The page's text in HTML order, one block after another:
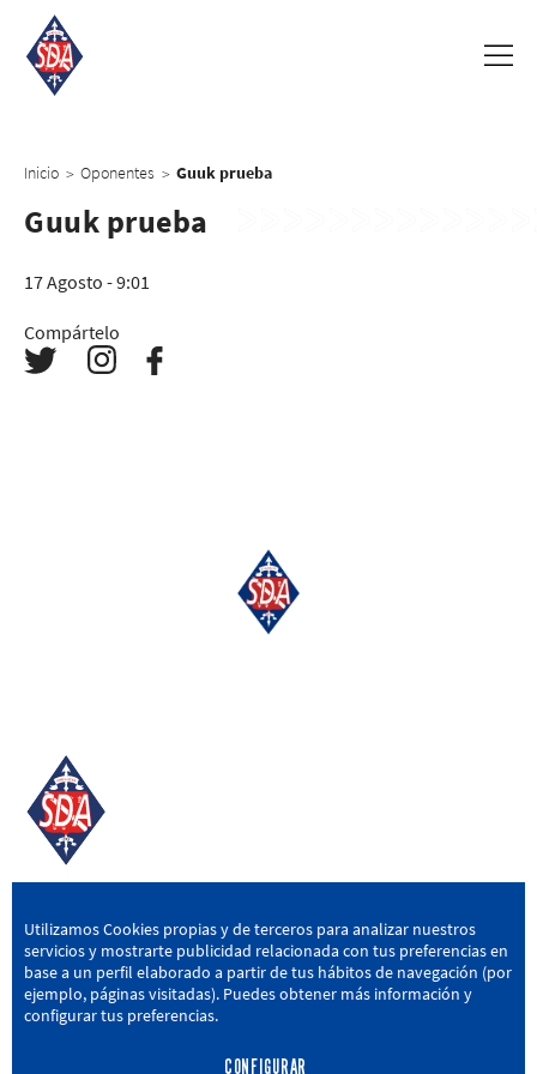
Inicio > Oponentes > Guuk prueba
Guuk prueba
17 Agosto - 9:01
Compártelo
SD AMOREBIETA
San Miguel Kalea, 16, 48340 Amorebieta, Bizkaia
946 604 751 | sda@sdamorebieta.eus
Utilizamos Cookies propias y de terceros para analizar nuestros
servicios y mostrarte publicidad relacionada con tus preferencias en
base a un perfil elaborado a partir de tus hábitos de navegación (por
ejemplo, páginas visitadas). Puedes obtener más información y
configurar tus preferencias.
CONFIGURAR